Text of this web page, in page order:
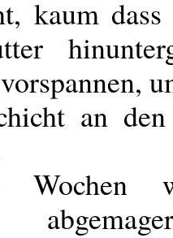
kaum
an
Wochen